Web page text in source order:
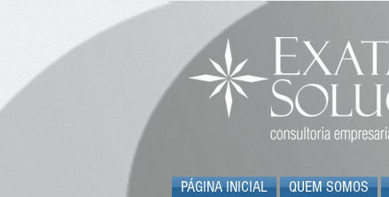
PÁGINA INICIAL QUEM SOMOS